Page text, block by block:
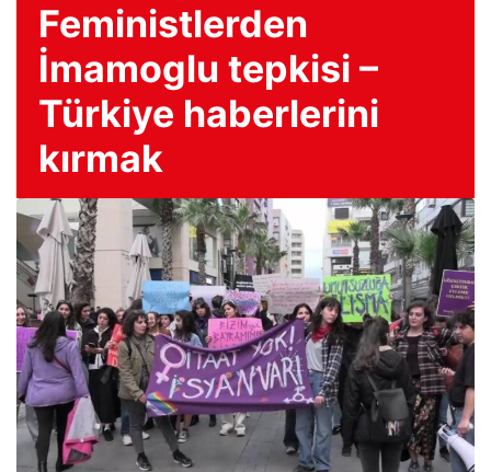
Feministlerden
İmamoglu tepkisi –
Türkiye haberlerini
kırmak